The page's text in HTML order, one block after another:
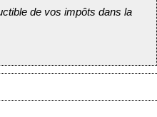
de vos impôts dans la